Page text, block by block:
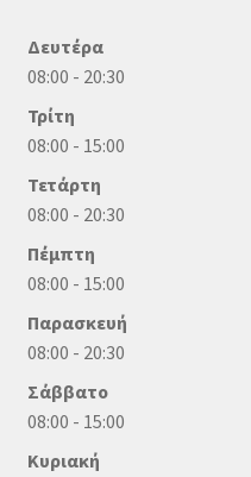
Δευτέρα
08:00 - 20:30
Τρίτη
08:00 - 15:00
Τετάρτη
08:00 - 20:30
Πέμπτη
08:00 - 15:00
Παρασκευή
08:00 - 20:30
Σάββατο
08:00 - 15:00
Κυριακή